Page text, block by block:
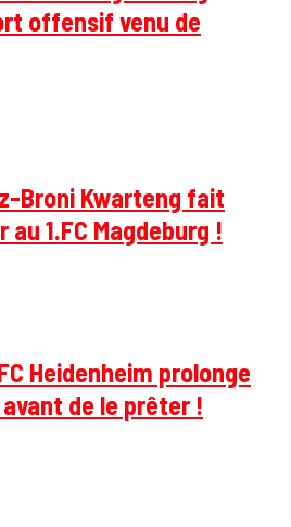
offensif venu de
Broni Kwarteng fait
1.FC Magdeburg !
Heidenheim prolonge
de le prêter !